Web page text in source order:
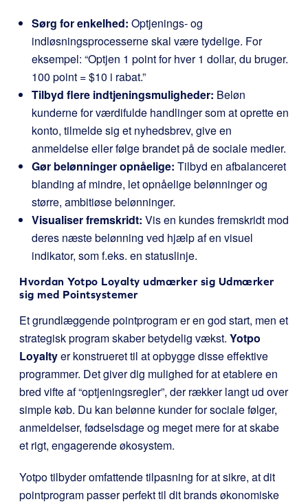
Sørg for enkelhed: Optjenings- og
indløsningsprocesserne skal være tydelige. For
eksempel: “Optjen 1 point for hver 1 dollar, du bruger.
100 point = $10 i rabat.”
Tilbyd flere indtjeningsmuligheder: Beløn
kunderne for værdifulde handlinger som at oprette en
konto, tilmelde sig et nyhedsbrev, give en
anmeldelse eller følge brandet på de sociale medier.
Gør belønninger opnåelige: Tilbyd en afbalanceret
blanding af mindre, let opnåelige belønninger og
større, ambitiøse belønninger.
Visualiser fremskridt: Vis en kundes fremskridt mod
deres næste belønning ved hjælp af en visuel
indikator, som f.eks. en statuslinje.
Hvordan Yotpo Loyalty udmærker sig Udmærker
sig med Pointsystemer
Et grundlæggende pointprogram er en god start, men et
strategisk program skaber betydelig vækst. Yotpo
Loyaltyer konstrueret til at opbygge disse effektive
programmer. Det giver dig mulighed for at etablere en
bred vifte af “optjeningsregler”, der rækker langt ud over
simple køb. Du kan belønne kunder for sociale følger,
anmeldelser, fødselsdage og meget mere for at skabe
et rigt, engagerende økosystem.
Yotpo tilbyder omfattende tilpasning for at sikre, at dit
pointprogram passer perfekt til dit brands økonomiske